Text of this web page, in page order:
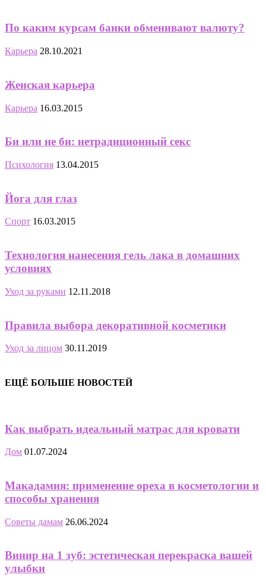
По каким курсам банки обменивают валюту?
Карьера 28.10.2021
Женская карьера
Карьера 16.03.2015
Би или не би: нетрадиционный секс
Психология 13.04.2015
Йога для глаз
Спорт 16.03.2015
Технология нанесения гель лака в домашних
условиях
Уход за руками 12.11.2018
Правила выбора декоративной косметики
Уход за лицом 30.11.2019
ЕЩЁ БОЛЬШЕ НОВОСТЕЙ
Как выбрать идеальный матрас для кровати
Дом 01.07.2024
Макадамия: применение ореха в косметологии и
способы хранения
Советы дамам 26.06.2024
Винир на 1 зуб: эстетическая перекраска вашей
улыбки